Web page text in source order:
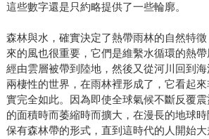
這些數字還是只約略提供了一些輪廓。
森林與水，確實決定了熱帶雨林的自然特
來的風也很重要，它們是維繫水循環的熱
經由雲層被帶到陸地，然後又從河川回到
兩棲性的世界，在雨林裡形成了，它看起
實完全如此。因為即使全球氣候不斷反覆
的面積時而萎縮時而擴大，在漫長的地球
保有森林帶的形式，直到這時代的人開始